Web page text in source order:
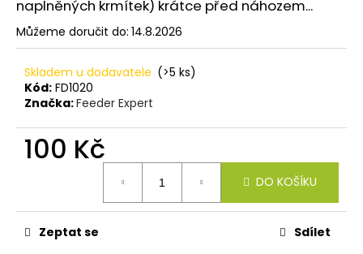
naplněných krmítek) krátce před náhozem...
Můžeme doručit do: 14.8.2026
Skladem u dodavatele (>5 ks)
Kód: FD1020
Značka:Feeder Expert
100 Kč
DO KOŠÍKU
Zeptat se Sdílet
HLEDAT
D
o
p
č
u